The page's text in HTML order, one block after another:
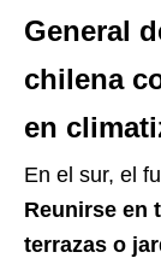
General
chilena
en
En el sur, el
Reunirse en
terrazas o